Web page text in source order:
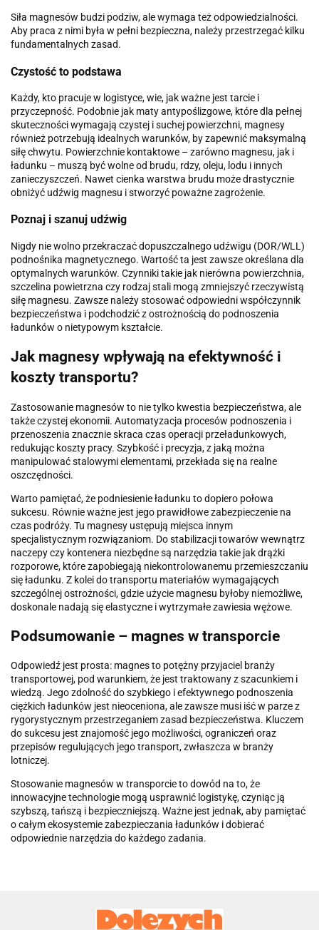
Siła magnesów budzi podziw, ale wymaga też odpowiedzialności.
Aby praca z nimi była w pełni bezpieczna, należy przestrzegać kilku
fundamentalnych zasad.
Czystość to podstawa
Każdy, kto pracuje w logistyce, wie, jak ważne jest tarcie i
przyczepność. Podobnie jak maty antypoślizgowe, które dla pełnej
skuteczności wymagają czystej i suchej powierzchni, magnesy
również potrzebują idealnych warunków, by zapewnić maksymalną
siłę chwytu. Powierzchnie kontaktowe – zarówno magnesu, jak i
ładunku – muszą być wolne od brudu, rdzy, oleju, lodu i innych
zanieczyszczeń. Nawet cienka warstwa brudu może drastycznie
obniżyć udźwig magnesu i stworzyć poważne zagrożenie.
Poznaj i szanuj udźwig
Nigdy nie wolno przekraczać dopuszczalnego udźwigu (DOR/WLL)
podnośnika magnetycznego. Wartość ta jest zawsze określana dla
optymalnych warunków. Czynniki takie jak nierówna powierzchnia,
szczelina powietrzna czy rodzaj stali mogą zmniejszyć rzeczywistą
siłę magnesu. Zawsze należy stosować odpowiedni współczynnik
bezpieczeństwa i podchodzić z ostrożnością do podnoszenia
ładunków o nietypowym kształcie.
Jak magnesy wpływają na efektywność i
koszty transportu?
Zastosowanie magnesów to nie tylko kwestia bezpieczeństwa, ale
także czystej ekonomii. Automatyzacja procesów podnoszenia i
przenoszenia znacznie skraca czas operacji przeładunkowych,
redukując koszty pracy. Szybkość i precyzja, z jaką można
manipulować stalowymi elementami, przekłada się na realne
oszczędności.
Warto pamiętać, że podniesienie ładunku to dopiero połowa
sukcesu. Równie ważne jest jego prawidłowe zabezpieczenie na
czas podróży. Tu magnesy ustępują miejsca innym
specjalistycznym rozwiązaniom. Do stabilizacji towarów wewnątrz
naczepy czy kontenera niezbędne są narzędzia takie jak drążki
rozporowe, które zapobiegają niekontrolowanemu przemieszczaniu
się ładunku. Z kolei do transportu materiałów wymagających
szczególnej ostrożności, gdzie użycie magnesu byłoby niemożliwe,
doskonale nadają się elastyczne i wytrzymałe zawiesia wężowe.
Podsumowanie – magnes w transporcie
Odpowiedź jest prosta: magnes to potężny przyjaciel branży
transportowej, pod warunkiem, że jest traktowany z szacunkiem i
wiedzą. Jego zdolność do szybkiego i efektywnego podnoszenia
ciężkich ładunków jest nieoceniona, ale zawsze musi iść w parze z
rygorystycznym przestrzeganiem zasad bezpieczeństwa. Kluczem
do sukcesu jest znajomość jego możliwości, ograniczeń oraz
przepisów regulujących jego transport, zwłaszcza w branży
lotniczej.
Stosowanie magnesów w transporcie to dowód na to, że
innowacyjne technologie mogą usprawnić logistykę, czyniąc ją
szybszą, tańszą i bezpieczniejszą. Ważne jest jednak, aby pamiętać
o całym ekosystemie zabezpieczania ładunków i dobierać
odpowiednie narzędzia do każdego zadania.